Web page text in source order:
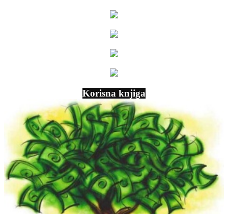
Korisna knjiga